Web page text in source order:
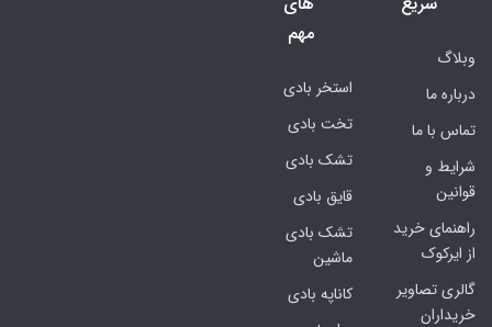
وبلاگ
درباره ما
تماس با ما
شرایط و
قوانین
راهنمای خرید
از ایرکوک
گالری تصاویر
خریداران
مهم
استخر بادی
تخت بادی
تشک بادی
قایق بادی
تشک بادی
ماشین
کاناپه بادی